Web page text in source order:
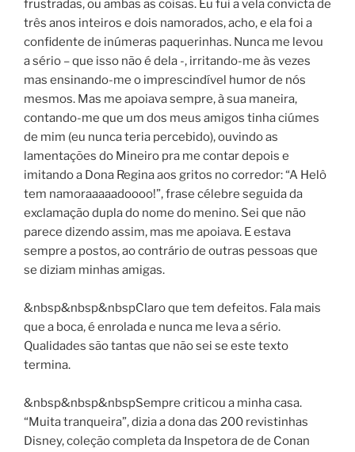
frustradas, ou ambas as coisas. Eu fui a vela convicta de
três anos inteiros e dois namorados, acho, e ela foi a
confidente de inúmeras paquerinhas. Nunca me levou
a sério – que isso não é dela -, irritando-me às vezes
mas ensinando-me o imprescindível humor de nós
mesmos. Mas me apoiava sempre, à sua maneira,
contando-me que um dos meus amigos tinha ciúmes
de mim (eu nunca teria percebido), ouvindo as
lamentações do Mineiro pra me contar depois e
imitando a Dona Regina aos gritos no corredor: “A Helô
tem namoraaaaadoooo!”, frase célebre seguida da
exclamação dupla do nome do menino. Sei que não
parece dizendo assim, mas me apoiava. E estava
sempre a postos, ao contrário de outras pessoas que
se diziam minhas amigas.
&nbsp&nbsp&nbspClaro que tem defeitos. Fala mais
que a boca, é enrolada e nunca me leva a sério.
Qualidades são tantas que não sei se este texto
termina.
&nbsp&nbsp&nbspSempre criticou a minha casa.
“Muita tranqueira”, dizia a dona das 200 revistinhas
Disney, coleção completa da Inspetora de de Conan